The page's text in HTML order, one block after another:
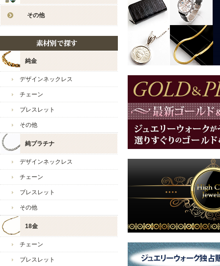
今後とも宜しくお願い致し
ジュエリーウォーク心斎橋
いつも当店をご愛好いた
レビューのご投稿も感謝申
ご満足いただくことがで
ありがとうございます。
ペンダントトップによって
チェーンの長さを変えるだ
多くの楽しみ方ができるス
その他
純金
デザインネックレス
チェーン
ブレスレット
その他
純プラチナ
デザインネックレス
チェーン
ブレスレット
その他
18金
チェーン
ブレスレット